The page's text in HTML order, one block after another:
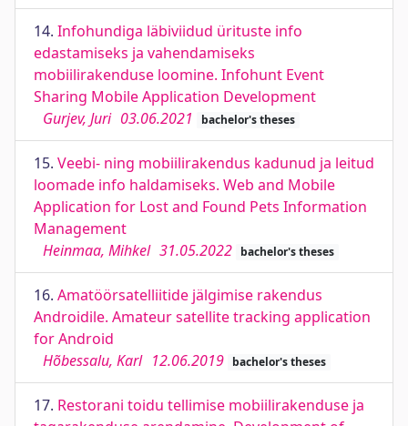
14. Infohundiga läbiviidud ürituste info
edastamiseks ja vahendamiseks
mobiilirakenduse loomine. Infohunt Event
Sharing Mobile Application Development
Gurjev, Juri 03.06.2021 bachelor's theses
15. Veebi- ning mobiilirakendus kadunud ja leitud
loomade info haldamiseks. Web and Mobile
Application for Lost and Found Pets Information
Management
Heinmaa, Mihkel 31.05.2022 bachelor's theses
16. Amatöörsatelliitide jälgimise rakendus
Androidile. Amateur satellite tracking application
for Android
Hõbessalu, Karl 12.06.2019 bachelor's theses
17. Restorani toidu tellimise mobiilirakenduse ja